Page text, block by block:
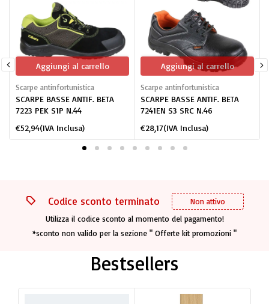
Aggiungi al carrello
Scarpe antinfortunistica
SCARPE BASSE ANTIF. BETA
7223 PEK S1P N.44
€52,94(IVA Inclusa)
Aggiungi al carrello
Scarpe antinfortunistica
SCARPE BASSE ANTIF. BETA
7241EN S3 SRC N.46
€28,17(IVA Inclusa)
Codice sconto terminato
Non attivo
Utilizza il codice sconto al momento del pagamento!
*sconto non valido per la sezione " Offerte kit promozioni "
Bestsellers